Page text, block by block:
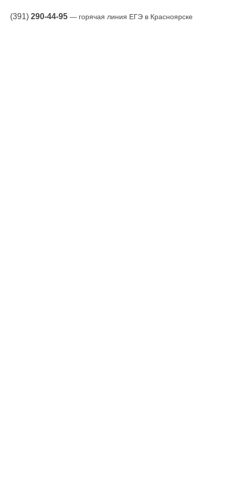
(391) 290-44-95 — горячая линия ЕГЭ в Красноярске